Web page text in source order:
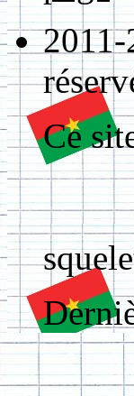
Ce